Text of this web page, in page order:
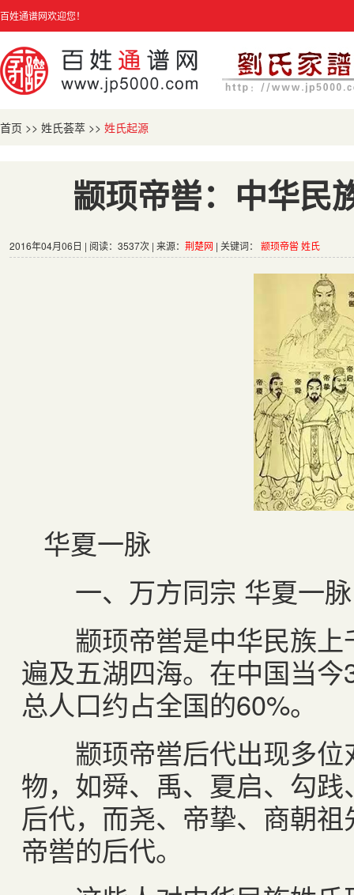
百姓通谱网欢迎您！
首页 >> 姓氏荟萃 >> 姓氏起源
颛顼帝喾：中华民
2016年04月06日 | 阅读：3537次 | 来源： 荆楚网 | 关键词： 颛顼帝喾姓氏
华夏一脉
一、万方同宗 华夏一脉
颛顼帝喾是中华民族上
遍及五湖四海。在中国当
总人口约占全国的60%。
颛顼帝喾后代出现多位
物，如舜、禹、夏启、勾
后代，而尧、帝挚、商朝
帝喾的后代。